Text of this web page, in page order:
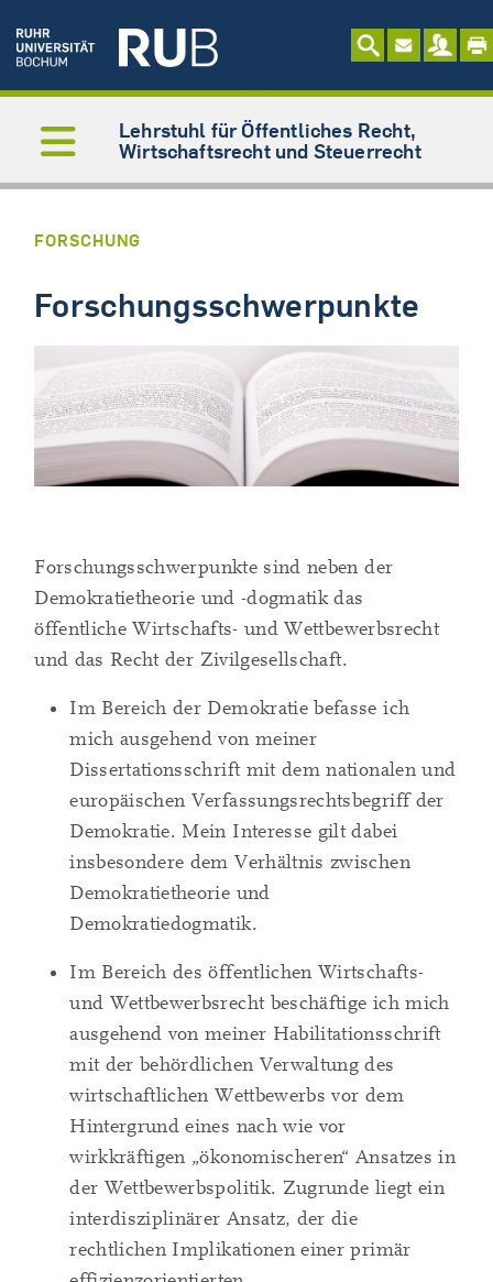
Lehrstuhl für Öffentliches Recht,
Wirtschaftsrecht und Steuerrecht
FORSCHUNG
Forschungsschwerpunkte
Forschungsschwerpunkte sind neben der
Demokratietheorie und -dogmatik das
öffentliche Wirtschafts- und Wettbewerbsrecht
und das Recht der Zivilgesellschaft.
Im Bereich der Demokratie befasse ich
mich ausgehend von meiner
Dissertationsschrift mit dem nationalen und
europäischen Verfassungsrechtsbegriff der
Demokratie. Mein Interesse gilt dabei
insbesondere dem Verhältnis zwischen
Demokratietheorie und
Demokratiedogmatik.
Im Bereich des öffentlichen Wirtschafts-
und Wettbewerbsrecht beschäftige ich mich
ausgehend von meiner Habilitationsschrift
mit der behördlichen Verwaltung des
wirtschaftlichen Wettbewerbs vor dem
Hintergrund eines nach wie vor
wirkkräftigen „ökonomischeren“ Ansatzes in
der Wettbewerbspolitik. Zugrunde liegt ein
interdisziplinärer Ansatz, der die
rechtlichen Implikationen einer primär